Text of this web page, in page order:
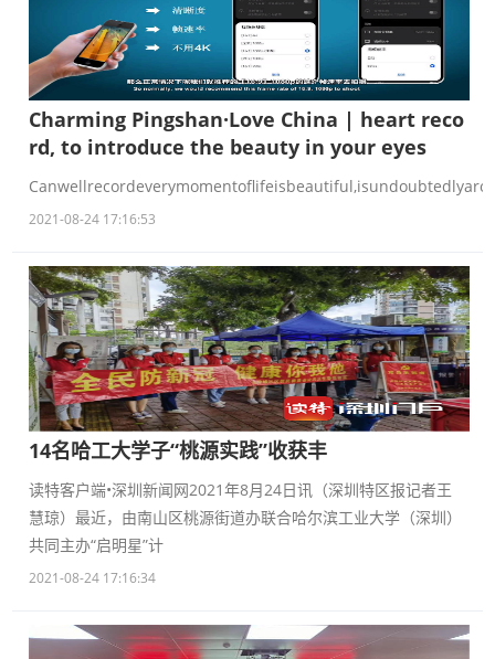
Charming Pingshan·Love China | heart reco
rd, to introduce the beauty in your eyes
Canwellrecordeverymomentoflifeisbeautiful,isundoubtedlyaro
2021-08-24 17:16:53
14名哈工大学子“桃源实践”收获丰
读特客户端•深圳新闻网2021年8月24日讯（深圳特区报记者王
慧琼）最近，由南山区桃源街道办联合哈尔滨工业大学（深圳）
共同主办“启明星”计
2021-08-24 17:16:34